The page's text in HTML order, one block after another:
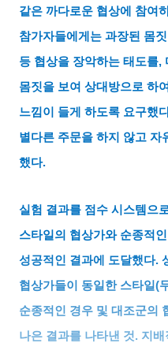
같은 까다로운 협상에 참여
참가자들에게는 과장된 몸
등 협상을 장악하는 태도를,
몸짓을 보여 상대방으로 하
느낌이 들게 하도록 요구했
별다른 주문을 하지 않고 자
했다.
실험 결과를 점수 시스템으
스타일의 협상가와 순종적
성공적인 결과에 도달했다.
협상가들이 동일한 스타일(
순종적인 경우 및 대조군의
나은 결과를 나타낸 것. 지배